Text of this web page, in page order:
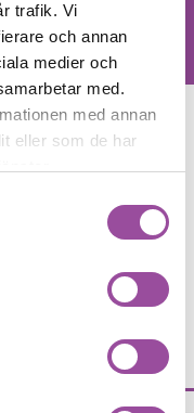
trafik. Vi
och annan
medier och
med.
med annan
eller som de har